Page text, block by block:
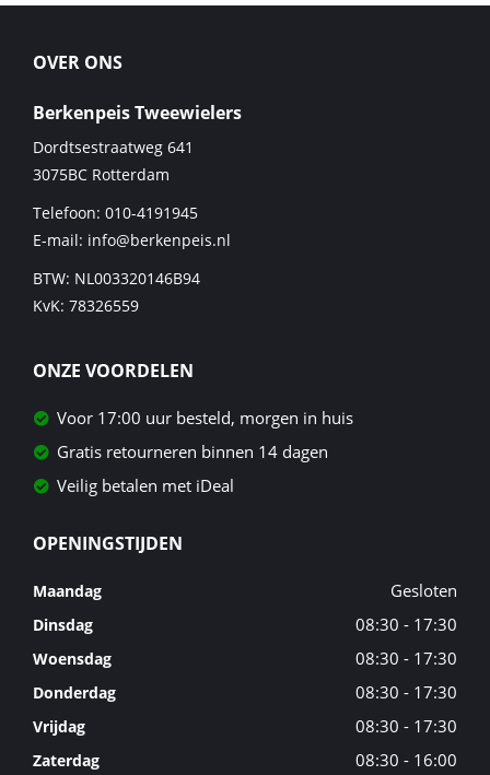
OVER ONS
Berkenpeis Tweewielers
Dordtsestraatweg 641
3075BC Rotterdam
Telefoon: 010-4191945
E-mail: info@berkenpeis.nl
BTW: NL003320146B94
KvK: 78326559
ONZE VOORDELEN
Voor 17:00 uur besteld, morgen in huis
Gratis retourneren binnen 14 dagen
Veilig betalen met iDeal
OPENINGSTIJDEN
Maandag Gesloten
Dinsdag 08:30 - 17:30
Woensdag 08:30 - 17:30
Donderdag 08:30 - 17:30
Vrijdag 08:30 - 17:30
Zaterdag 08:30 - 16:00